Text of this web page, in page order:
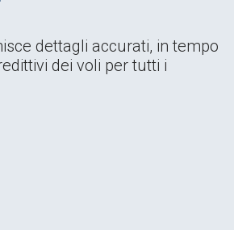
dettagli accurati, in tempo
dei voli per tutti i